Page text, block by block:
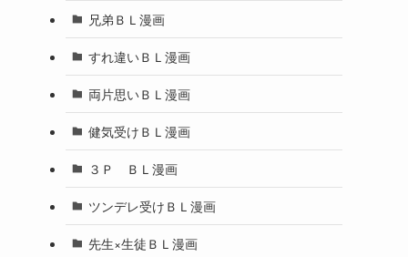
兄弟ＢＬ漫画
すれ違いＢＬ漫画
両片思いＢＬ漫画
健気受けＢＬ漫画
３Ｐ ＢＬ漫画
ツンデレ受けＢＬ漫画
先生×生徒ＢＬ漫画